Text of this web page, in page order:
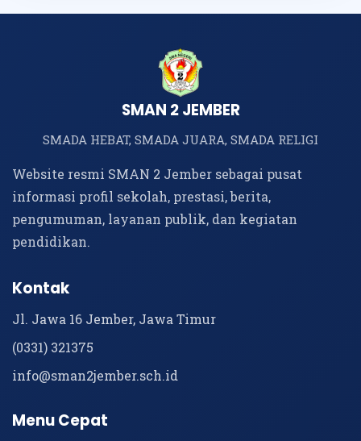
SMAN 2 JEMBER
SMADA HEBAT, SMADA JUARA, SMADA RELIGI
Website resmi SMAN 2 Jember sebagai pusat
informasi profil sekolah, prestasi, berita,
pengumuman, layanan publik, dan kegiatan
pendidikan.
Kontak
Jl. Jawa 16 Jember, Jawa Timur
(0331) 321375
info@sman2jember.sch.id
Menu Cepat